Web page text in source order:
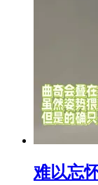
难以忘